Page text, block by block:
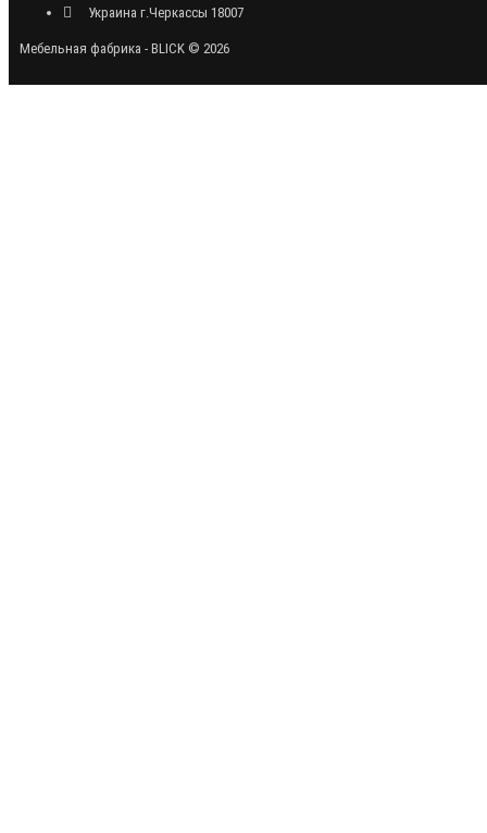
Украина г.Черкассы 18007
Мебельная фабрика - BLICK © 2026